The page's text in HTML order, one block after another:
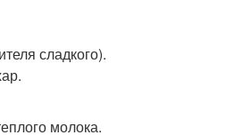
сладкого).
молока.